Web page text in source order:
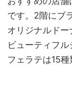
です。2階にブ
オリジナルド
ビューティフ
フェラテは15